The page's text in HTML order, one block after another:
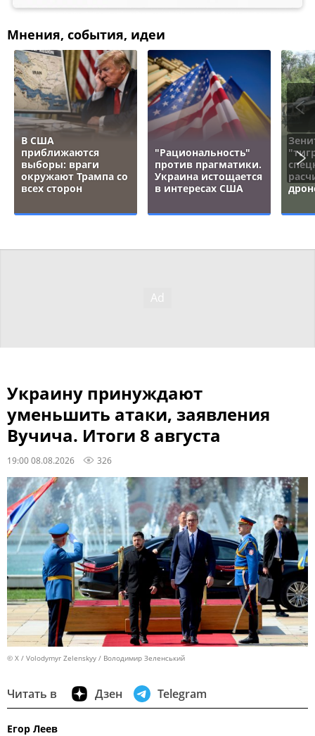
Мнения, события, идеи
В США
приближаются
выборы: враги
окружают Трампа со
всех сторон
"Рациональность"
против прагматики.
Украина истощается
в интересах США
Украину принуждают
уменьшить атаки, заявления
Вучича. Итоги 8 августа
19:00 08.08.2026 326
© X / Volodymyr Zelenskyy / Володимир Зеленський
Читать в Дзен Telegram
Егор Леев